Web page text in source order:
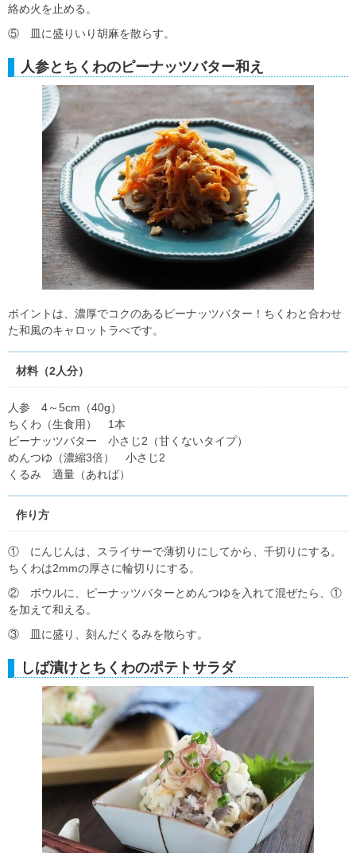
絡め火を止める。
⑤ 皿に盛りいり胡麻を散らす。
人参とちくわのピーナッツバター和え
ポイントは、濃厚でコクのあるピーナッツバター！ちくわと合わせ
た和風のキャロットラぺです。
材料（2人分）
人参 4～5cm（40g）
ちくわ（生食用） 1本
ピーナッツバター 小さじ2（甘くないタイプ）
めんつゆ（濃縮3倍） 小さじ2
くるみ 適量（あれば）
作り方
① にんじんは、スライサーで薄切りにしてから、千切りにする。
ちくわは2mmの厚さに輪切りにする。
② ボウルに、ピーナッツバターとめんつゆを入れて混ぜたら、①
を加えて和える。
③ 皿に盛り、刻んだくるみを散らす。
しば漬けとちくわのポテトサラダ